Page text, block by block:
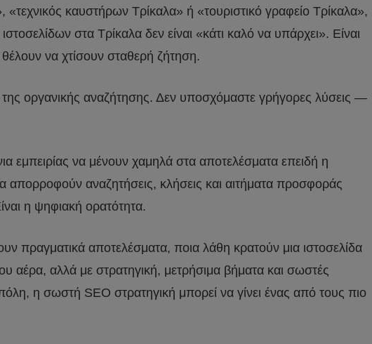
καυστήρων Τρίκαλα» ή «τουριστικό γραφείο Τρίκαλα»,
στα Τρίκαλα δεν είναι «κάτι καλό να υπάρχει». Είναι
να χτίσουν σταθερή ζήτηση.
οργανικής αναζήτησης. Δεν υποσχόμαστε γρήγορες λύσεις —
εμπειρίας να μένουν χαμηλά στα αποτελέσματα επειδή η
απορροφούν αναζητήσεις, κλήσεις και αιτήματα προσφοράς
η ψηφιακή ορατότητα.
πραγματικά αποτελέσματα, ποια λάθη κρατούν μια ιστοσελίδα
αέρα, αλλά με στρατηγική, μετρήσιμα βήματα και σωστές
η σωστή SEO στρατηγική μπορεί να γίνει ένας από τους πιο